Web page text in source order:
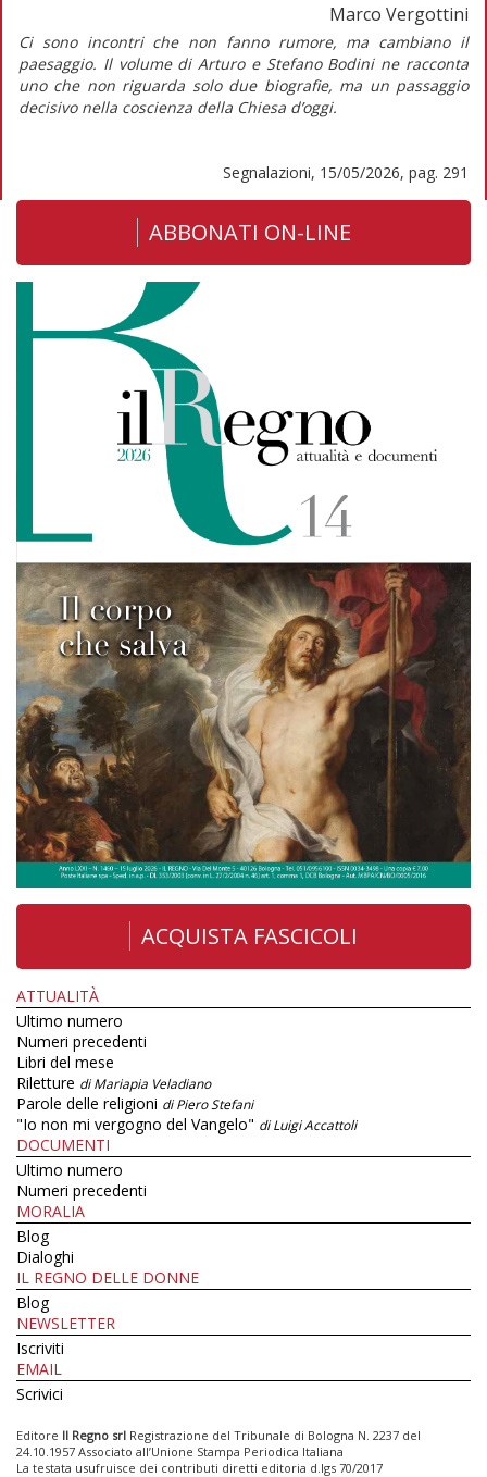
Marco Vergottini
Ci sono incontri che non fanno rumore, ma cambiano il
paesaggio. Il volume di Arturo e Stefano Bodini ne racconta
uno che non riguarda solo due biografie, ma un passaggio
decisivo nella coscienza della Chiesa d’oggi.
Segnalazioni, 15/05/2026, pag. 291
ABBONATI ON-LINE
ACQUISTA FASCICOLI
ATTUALITÀ
Ultimo numero
Numeri precedenti
Libri del mese
Riletture di Mariapia Veladiano
Parole delle religioni di Piero Stefani
"Io non mi vergogno del Vangelo" di Luigi Accattoli
DOCUMENTI
Ultimo numero
Numeri precedenti
MORALIA
Blog
Dialoghi
IL REGNO DELLE DONNE
Blog
NEWSLETTER
Iscriviti
EMAIL
Scrivici
Editore Il Regno srl Registrazione del Tribunale di Bologna N. 2237 del
24.10.1957 Associato all’Unione Stampa Periodica Italiana
La testata usufruisce dei contributi diretti editoria d.lgs 70/2017